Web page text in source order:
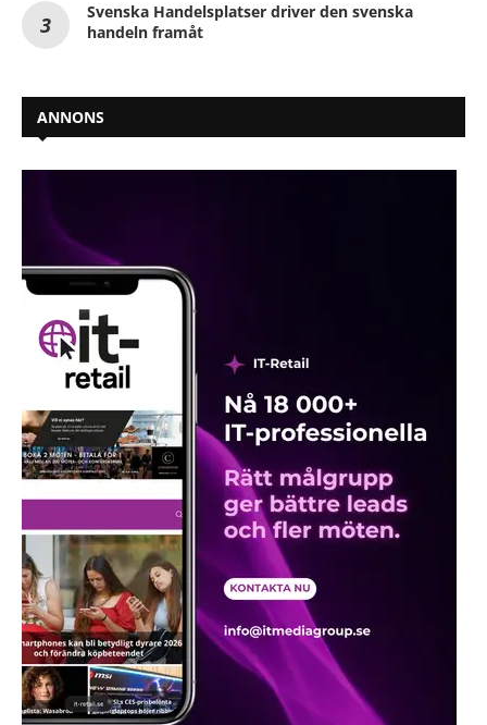
Svenska Handelsplatser driver den svenska
handeln framåt
ANNONS